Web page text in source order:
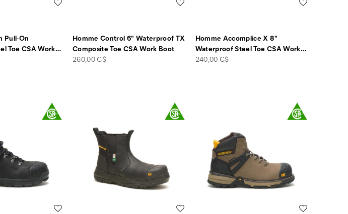
Pull-On
Toe CSA Work…
Homme Control 6" Waterproof TX
Composite Toe CSA Work Boot
price
260,00 C$
Homme Accomplice X 8"
Waterproof Steel Toe CSA Work…
price
240,00 C$